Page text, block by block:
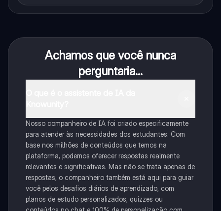
Achamos que você nunca
perguntaria...
Nosso companheiro de IA foi criado especificamente
para atender às necessidades dos estudantes. Com
base nos milhões de conteúdos que temos na
plataforma, podemos oferecer respostas realmente
relevantes e significativas. Mas não se trata apenas de
respostas, o companheiro também está aqui para guiar
você pelos desafios diários de aprendizado, com
planos de estudo personalizados, quizzes ou